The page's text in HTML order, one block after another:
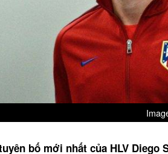
bố mới nhất của HLV Diego